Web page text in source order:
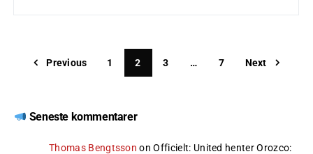
Previous 1 2 3 … 7 Next
Seneste kommentarer
Thomas Bengtsson onOfficielt: United henter Orozco: